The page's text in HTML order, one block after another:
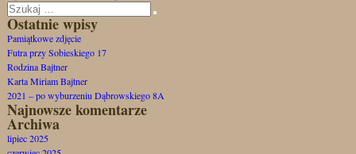
Szukaj:
Szukaj
Ostatnie wpisy
Pamiątkowe zdjęcie
Futra przy Sobieskiego 17
Rodzina Bajtner
Karta Miriam Bajtner
2021 – po wyburzeniu Dąbrowskiego 8A
Najnowsze komentarze
Archiwa
lipiec 2025